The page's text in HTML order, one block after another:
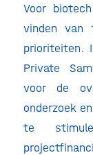
Voor
vinden van
prioriteiten.
Private
voor de
onderzoek
te